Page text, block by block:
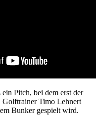
Pitch, bei dem erst der
Golftrainer Timo Lehnert
Bunker gespielt wird.